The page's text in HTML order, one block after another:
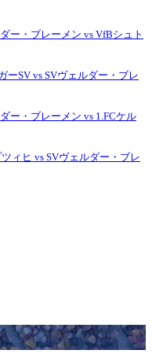
ー・ブレーメン vs VfBシュト
ーSV vs SVヴェルダー・ブレ
ー・ブレーメン vs 1.FCケル
ィヒ vs SVヴェルダー・ブレ